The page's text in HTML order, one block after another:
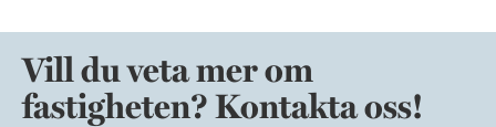
Vill du veta mer om
fastigheten? Kontakta oss!